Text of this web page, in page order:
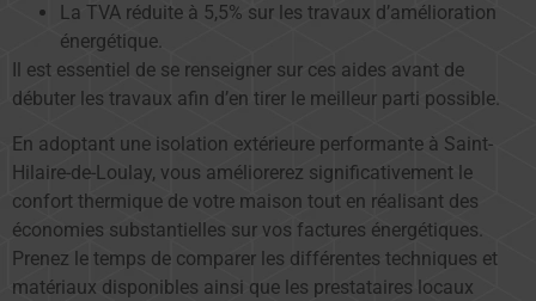
La TVA réduite à 5,5% sur les travaux d’amélioration
énergétique.
Il est essentiel de se renseigner sur ces aides avant de
débuter les travaux afin d’en tirer le meilleur parti possible.
En adoptant une isolation extérieure performante à Saint-
Hilaire-de-Loulay, vous améliorerez significativement le
confort thermique de votre maison tout en réalisant des
économies substantielles sur vos factures énergétiques.
Prenez le temps de comparer les différentes techniques et
matériaux disponibles ainsi que les prestataires locaux